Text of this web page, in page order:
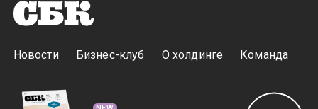
Новости Бизнес-клуб О холдинге Команда